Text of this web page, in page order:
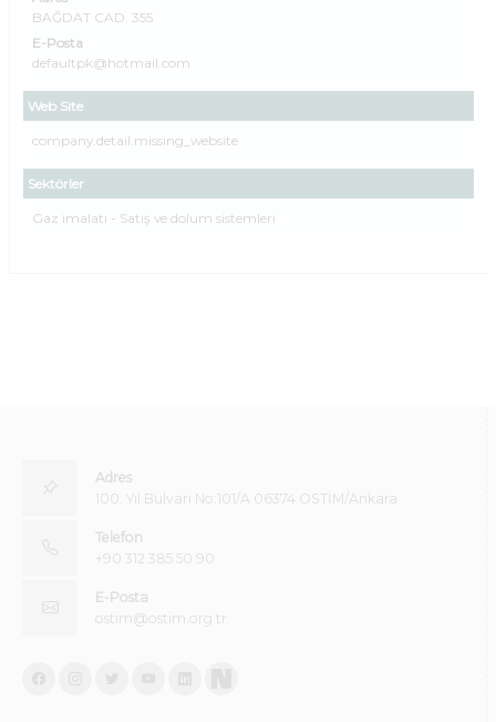
BAĞDAT CAD. 355
E-Posta
defaultpk@hotmail.com
Web Site
company.detail.missing_website
Sektörler
Gaz imalatı - Satış ve dolum sistemleri
Adres
100. Yıl Bulvarı No:101/A 06374 OSTİM/Ankara
Telefon
+90 312 385 50 90
E-Posta
ostim@ostim.org.tr